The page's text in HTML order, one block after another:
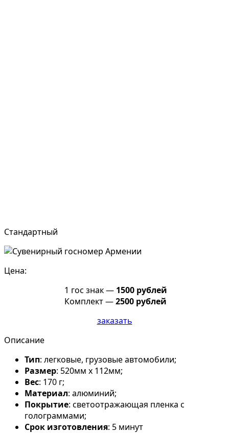
Стандартный
Цена:
1 гос знак — 1500 рублей
Комплект —2500 рублей
заказать
Описание
Тип: легковые, грузовые автомобили;
Размер: 520мм х 112мм;
Вес: 170 г;
Материал: алюминий;
Покрытие: светоотражающая пленка с
голограммами;
Срок изготовления: 5 минут